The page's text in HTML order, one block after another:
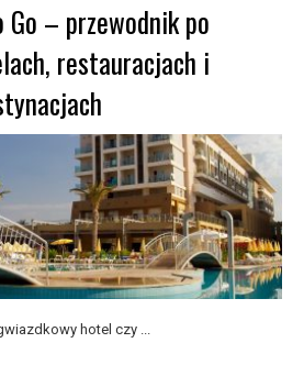
Go – przewodnik po
restauracjach i
hotel czy ...